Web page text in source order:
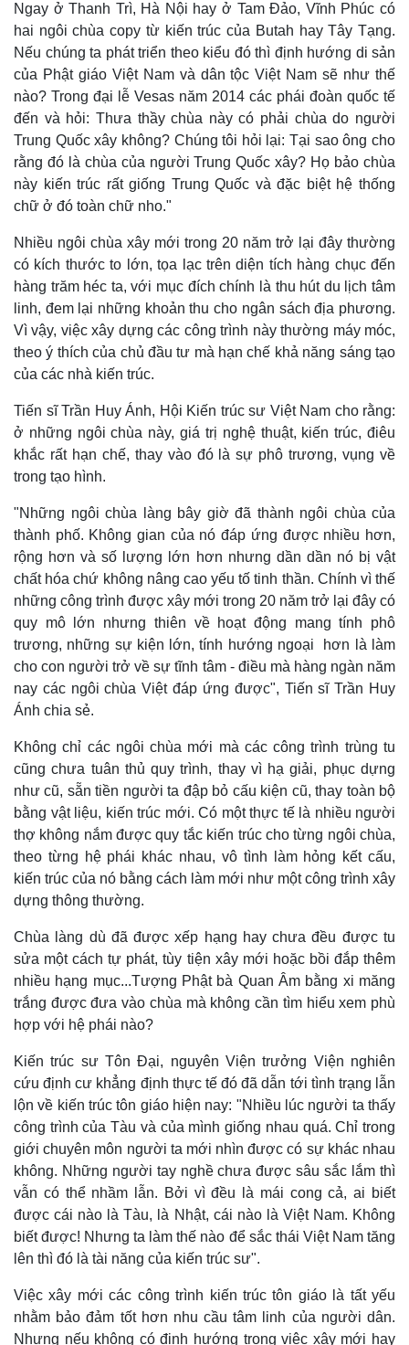
Thế giới
Quan sát
Hồ sơ
Multimedia
E-Magazine
Infographic
Bất động sản
Khởi nghiệp
Giá vàng
Tiêu dùng
Tỷ giá
Ngay ở Thanh Trì, Hà Nội hay ở Tam Đảo, Vĩnh Phúc có
hai ngôi chùa copy từ kiến trúc của Butah hay Tây Tạng.
Nếu chúng ta phát triển theo kiểu đó thì định hướng di sản
của Phật giáo Việt Nam và dân tộc Việt Nam sẽ như thế
nào? Trong đại lễ Vesas năm 2014 các phái đoàn quốc tế
đến và hỏi: Thưa thầy chùa này có phải chùa do người
Trung Quốc xây không? Chúng tôi hỏi lại: Tại sao ông cho
rằng đó là chùa của người Trung Quốc xây? Họ bảo chùa
này kiến trúc rất giống Trung Quốc và đặc biệt hệ thống
chữ ở đó toàn chữ nho."
Nhiều ngôi chùa xây mới trong 20 năm trở lại đây thường
có kích thước to lớn, tọa lạc trên diện tích hàng chục đến
hàng trăm héc ta, với mục đích chính là thu hút du lịch tâm
linh, đem lại những khoản thu cho ngân sách địa phương.
Vì vậy, việc xây dựng các công trình này thường máy móc,
theo ý thích của chủ đầu tư mà hạn chế khả năng sáng tạo
của các nhà kiến trúc.
Tiến sĩ Trần Huy Ánh, Hội Kiến trúc sư Việt Nam cho rằng:
ở những ngôi chùa này, giá trị nghệ thuật, kiến trúc, điêu
khắc rất hạn chế, thay vào đó là sự phô trương, vụng về
trong tạo hình.
"Những ngôi chùa làng bây giờ đã thành ngôi chùa của
thành phố. Không gian của nó đáp ứng được nhiều hơn,
rộng hơn và số lượng lớn hơn nhưng dần dần nó bị vật
chất hóa chứ không nâng cao yếu tố tinh thần. Chính vì thế
những công trình được xây mới trong 20 năm trở lại đây có
quy mô lớn nhưng thiên về hoạt động mang tính phô
trương, những sự kiện lớn, tính hướng ngoại hơn là làm
cho con người trở về sự tĩnh tâm - điều mà hàng ngàn năm
nay các ngôi chùa Việt đáp ứng được", Tiến sĩ Trần Huy
Ánh chia sẻ.
Không chỉ các ngôi chùa mới mà các công trình trùng tu
cũng chưa tuân thủ quy trình, thay vì hạ giải, phục dựng
như cũ, sẵn tiền người ta đập bỏ cấu kiện cũ, thay toàn bộ
bằng vật liệu, kiến trúc mới. Có một thực tế là nhiều người
thợ không nắm được quy tắc kiến trúc cho từng ngôi chùa,
theo từng hệ phái khác nhau, vô tình làm hỏng kết cấu,
kiến trúc của nó bằng cách làm mới như một công trình xây
dựng thông thường.
Chùa làng dù đã được xếp hạng hay chưa đều được tu
sửa một cách tự phát, tùy tiện xây mới hoặc bồi đắp thêm
nhiều hạng mục...Tượng Phật bà Quan Âm bằng xi măng
trắng được đưa vào chùa mà không cần tìm hiểu xem phù
hợp với hệ phái nào?
Kiến trúc sư Tôn Đại, nguyên Viện trưởng Viện nghiên
cứu định cư khẳng định thực tế đó đã dẫn tới tình trạng lẫn
lộn về kiến trúc tôn giáo hiện nay: "Nhiều lúc người ta thấy
công trình của Tàu và của mình giống nhau quá. Chỉ trong
giới chuyên môn người ta mới nhìn được có sự khác nhau
không. Những người tay nghề chưa được sâu sắc lắm thì
vẫn có thể nhầm lẫn. Bởi vì đều là mái cong cả, ai biết
được cái nào là Tàu, là Nhật, cái nào là Việt Nam. Không
biết được! Nhưng ta làm thế nào để sắc thái Việt Nam tăng
lên thì đó là tài năng của kiến trúc sư".
Việc xây mới các công trình kiến trúc tôn giáo là tất yếu
nhằm bảo đảm tốt hơn nhu cầu tâm linh của người dân.
Nhưng nếu không có định hướng trong việc xây mới hay